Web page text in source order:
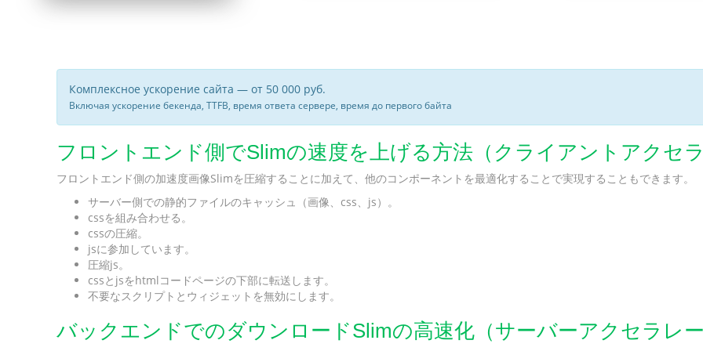
Комплексное ускорение сайта — от 50 000 руб.
Включая ускорение бекенда, TTFB, время ответа сервере, время до первого байта
フロントエンド側でSlimの速度を上げる方法（クライアントアクセラ
フロントエンド側の加速度画像Slimを圧縮することに加えて、他のコンポーネントを最適化することで実現することもできます。
サーバー側での静的ファイルのキャッシュ（画像、css、js）。
cssを組み合わせる。
cssの圧縮。
jsに参加しています。
圧縮js。
cssとjsをhtmlコードページの下部に転送します。
不要なスクリプトとウィジェットを無効にします。
バックエンドでのダウンロードSlimの高速化（サーバーアクセラレー